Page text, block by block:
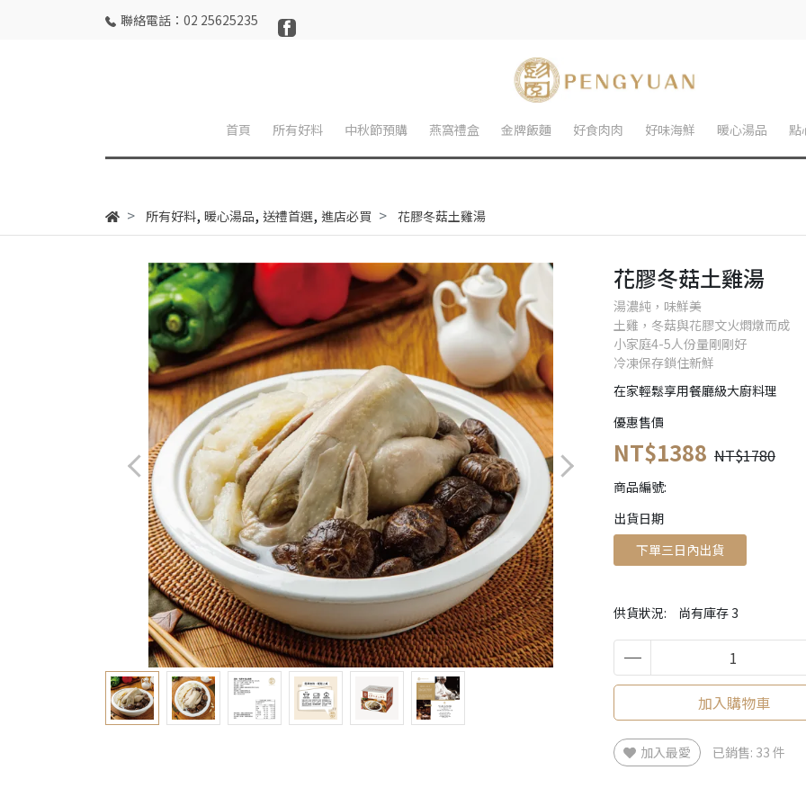
聯絡電話：02 25625235
首頁 所有好料 中秋節預購 燕窩禮盒 金牌飯麵 好食肉肉 好味海鮮 暖心湯品 點
所有好料, 暖心湯品, 送禮首選, 進店必買 花膠冬菇土雞湯
花膠冬菇土雞湯
湯濃純，味鮮美
土雞，冬菇與花膠文火燜燉而成
小家庭4-5人份量剛剛好
冷凍保存鎖住新鮮
在家輕鬆享用餐廳級大廚料理
優惠售價
NT$1388 NT$1780
商品編號:
供貨狀況: 尚有庫存 3
出貨日期
下單三日內出貨
加入購物車
加入最愛 已銷售: 33 件